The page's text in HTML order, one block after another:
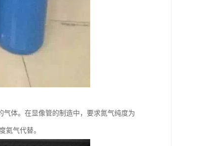
体。在显像管的制造中，要求氮气纯度为
氦气代替。